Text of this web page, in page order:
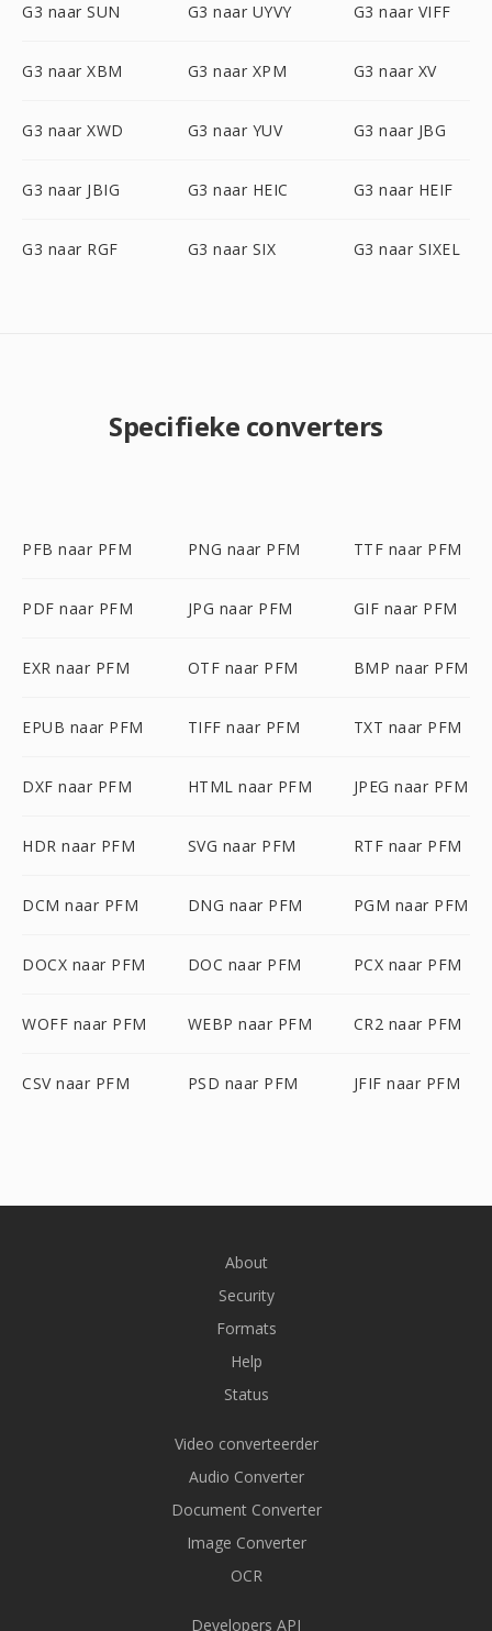
G3 naar SUN G3 naar UYVY G3 naar VIFF
G3 naar XBM G3 naar XPM G3 naar XV
G3 naar XWD G3 naar YUV G3 naar JBG
G3 naar JBIG G3 naar HEIC G3 naar HEIF
G3 naar RGF G3 naar SIX G3 naar SIXEL
Specifieke converters
PFB naar PFM PNG naar PFM TTF naar PFM
PDF naar PFM JPG naar PFM GIF naar PFM
EXR naar PFM OTF naar PFM BMP naar PFM
EPUB naar PFM TIFF naar PFM TXT naar PFM
DXF naar PFM HTML naar PFM JPEG naar PFM
HDR naar PFM SVG naar PFM RTF naar PFM
DCM naar PFM DNG naar PFM PGM naar PFM
DOCX naar PFM DOC naar PFM PCX naar PFM
WOFF naar PFM WEBP naar PFM CR2 naar PFM
CSV naar PFM PSD naar PFM JFIF naar PFM
About
Security
Formats
Help
Status
Video converteerder
Audio Converter
Document Converter
Image Converter
OCR
Developers API